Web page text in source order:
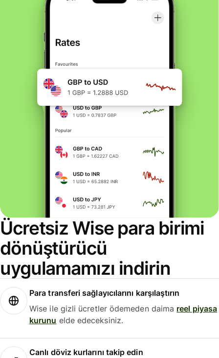
Ücretsiz Wise para birimi
dönüştürücü
uygulamamızı indirin
Para transferi sağlayıcılarını karşılaştırın
Wise ile gizli ücretler ödemeden daima reel piyasa
kurunu elde edeceksiniz.
Canlı döviz kurlarını takip edin